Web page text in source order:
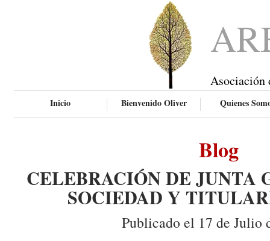
Asociación
Inicio Bienvenido Oliver Quienes
Blog
CELEBRACIÓN DE JUNTA
SOCIEDAD Y
Publicado el 17 de Julio